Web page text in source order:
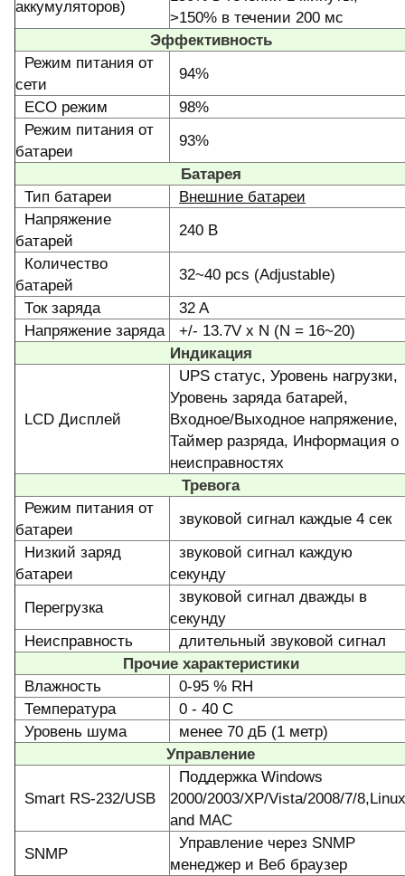
аккумуляторов)
>150% в течении 200 мс
Эффективность
Режим питания от
сети
94%
ECO режим
98%
Режим питания от
батареи
93%
Батарея
Тип батареи
Внешние батареи
Напряжение
батарей
240 В
Количество
батарей
32~40 pcs (Adjustable)
Ток заряда
32 A
Напряжение заряда
+/- 13.7V x N (N = 16~20)
Индикация
LCD Дисплей
UPS статус, Уровень нагрузки,
Уровень заряда батарей,
Входное/Выходное напряжение,
Таймер разряда, Информация о
неисправностях
Тревога
Режим питания от
батареи
звуковой сигнал каждые 4 сек
Низкий заряд
батареи
звуковой сигнал каждую
секунду
Перегрузка
звуковой сигнал дважды в
секунду
Неисправность
длительный звуковой сигнал
Прочие характеристики
Влажность
0-95 % RH
Температура
0 - 40 С
Уровень шума
менее 70 дБ (1 метр)
Управление
Smart RS-232/USB
Поддержка Windows
2000/2003/XP/Vista/2008/7/8,Linux
and MAC
SNMP
Управление через SNMP
менеджер и Веб браузер